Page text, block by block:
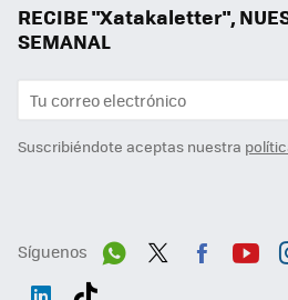
RECIBE "Xatakaletter",
SEMANAL
Suscribiéndote aceptas nuestra
Síguenos